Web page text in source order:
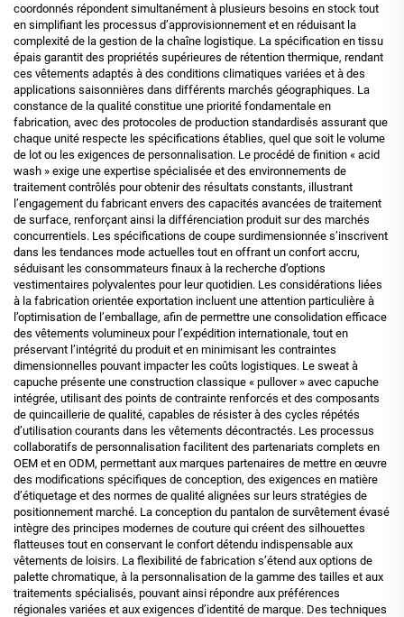
coordonnés répondent simultanément à plusieurs besoins en stock tout
en simplifiant les processus d’approvisionnement et en réduisant la
complexité de la gestion de la chaîne logistique. La spécification en tissu
épais garantit des propriétés supérieures de rétention thermique, rendant
ces vêtements adaptés à des conditions climatiques variées et à des
applications saisonnières dans différents marchés géographiques. La
constance de la qualité constitue une priorité fondamentale en
fabrication, avec des protocoles de production standardisés assurant que
chaque unité respecte les spécifications établies, quel que soit le volume
de lot ou les exigences de personnalisation. Le procédé de finition « acid
wash » exige une expertise spécialisée et des environnements de
traitement contrôlés pour obtenir des résultats constants, illustrant
l’engagement du fabricant envers des capacités avancées de traitement
de surface, renforçant ainsi la différenciation produit sur des marchés
concurrentiels. Les spécifications de coupe surdimensionnée s’inscrivent
dans les tendances mode actuelles tout en offrant un confort accru,
séduisant les consommateurs finaux à la recherche d’options
vestimentaires polyvalentes pour leur quotidien. Les considérations liées
à la fabrication orientée exportation incluent une attention particulière à
l’optimisation de l’emballage, afin de permettre une consolidation efficace
des vêtements volumineux pour l’expédition internationale, tout en
préservant l’intégrité du produit et en minimisant les contraintes
dimensionnelles pouvant impacter les coûts logistiques. Le sweat à
capuche présente une construction classique « pullover » avec capuche
intégrée, utilisant des points de contrainte renforcés et des composants
de quincaillerie de qualité, capables de résister à des cycles répétés
d’utilisation courants dans les vêtements décontractés. Les processus
collaboratifs de personnalisation facilitent des partenariats complets en
OEM et en ODM, permettant aux marques partenaires de mettre en œuvre
des modifications spécifiques de conception, des exigences en matière
d’étiquetage et des normes de qualité alignées sur leurs stratégies de
positionnement marché. La conception du pantalon de survêtement évasé
intègre des principes modernes de couture qui créent des silhouettes
flatteuses tout en conservant le confort détendu indispensable aux
vêtements de loisirs. La flexibilité de fabrication s’étend aux options de
palette chromatique, à la personnalisation de la gamme des tailles et aux
traitements spécialisés, pouvant ainsi répondre aux préférences
régionales variées et aux exigences d’identité de marque. Des techniques